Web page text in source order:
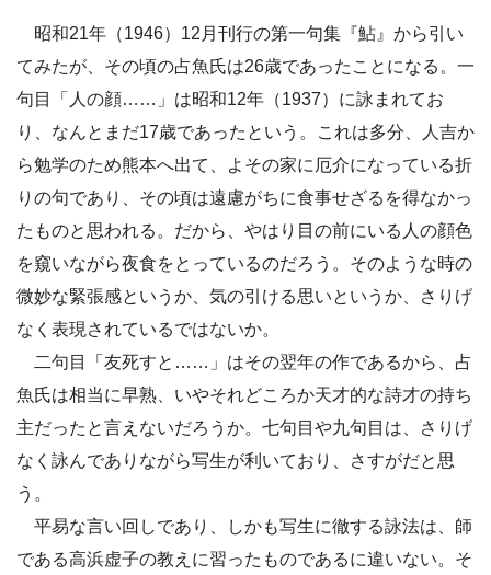
昭和21年（1946）12月刊行の第一句集『鮎』から引い
てみたが、その頃の占魚氏は26歳であったことになる。一
句目「人の顔……」は昭和12年（1937）に詠まれてお
り、なんとまだ17歳であったという。これは多分、人吉か
ら勉学のため熊本へ出て、よその家に厄介になっている折
りの句であり、その頃は遠慮がちに食事せざるを得なかっ
たものと思われる。だから、やはり目の前にいる人の顔色
を窺いながら夜食をとっているのだろう。そのような時の
微妙な緊張感というか、気の引ける思いというか、さりげ
なく表現されているではないか。
二句目「友死すと……」はその翌年の作であるから、占
魚氏は相当に早熟、いやそれどころか天才的な詩才の持ち
主だったと言えないだろうか。七句目や九句目は、さりげ
なく詠んでありながら写生が利いており、さすがだと思
う。
平易な言い回しであり、しかも写生に徹する詠法は、師
である高浜虚子の教えに習ったものであるに違いない。そ